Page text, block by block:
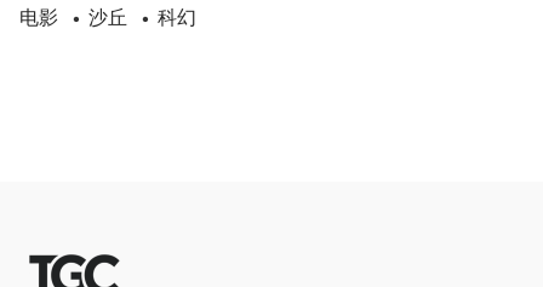
电影 • 沙丘 • 科幻